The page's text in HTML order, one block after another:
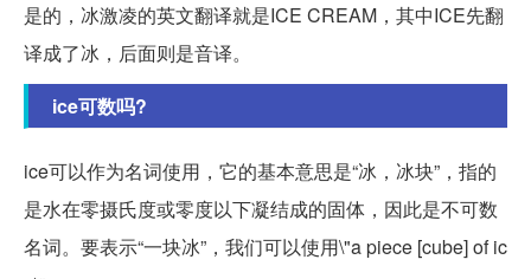
是的，冰激凌的英文翻译就是ICE CREAM，其中ICE先翻
译成了冰，后面则是音译。
ice可数吗?
ice可以作为名词使用，它的基本意思是“冰，冰块”，指的
是水在零摄氏度或零度以下凝结成的固体，因此是不可数
名词。要表示“一块冰”，我们可以使用\"a piece [cube] of ic